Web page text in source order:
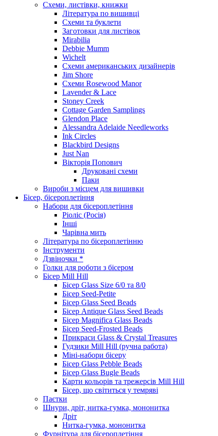
Схеми, листівки, книжки
Література по вишивці
Схеми та буклети
Заготовки для листівок
Mirabilia
Debbie Mumm
Wichelt
Схеми американських дизайнерів
Jim Shore
Cхеми Rosewood Manor
Lavender & Lace
Stoney Creek
Cottage Garden Samplings
Glendon Place
Alessandra Adelaide Needleworks
Ink Circles
Blackbird Designs
Just Nan
Вікторія Попович
Друковані схеми
Паки
Вироби з місцем для вишивки
Бісер, бісероплетіння
Набори для бісероплетіння
Ріоліс (Росія)
Інші
Чарівна мить
Література по бісероплетінню
Інструменти
Дзвіночки *
Голки для роботи з бісером
Бісер Mill Hill
Бісер Glass Size 6/0 та 8/0
Бісер Seed-Petite
Бісер Glass Seed Beads
Бісер Antique Glass Seed Beads
Бісер Magnifica Glass Beads
Бісер Seed-Frosted Beads
Прикраси Glass & Crystal Treasures
Гудзики Mill Hill (ручна работа)
Міні-набори бісеру
Бісер Glass Pebble Beads
Бісер Glass Bugle Beads
Карти кольорів та трежерсів Mill Hill
Бісер, що світиться у темряві
Паєтки
Шнури, дріт, нитка-гумка, мононитка
Дріт
Нитка-гумка, мононитка
Фурнітура для бісероплетіння